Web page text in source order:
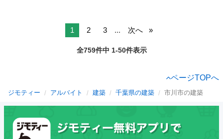
1 2 3 ... 次へ
全759件中 1-50件表示
ページTOPへ
ジモティー アルバイト 建築 千葉県の建築 市川市の建築